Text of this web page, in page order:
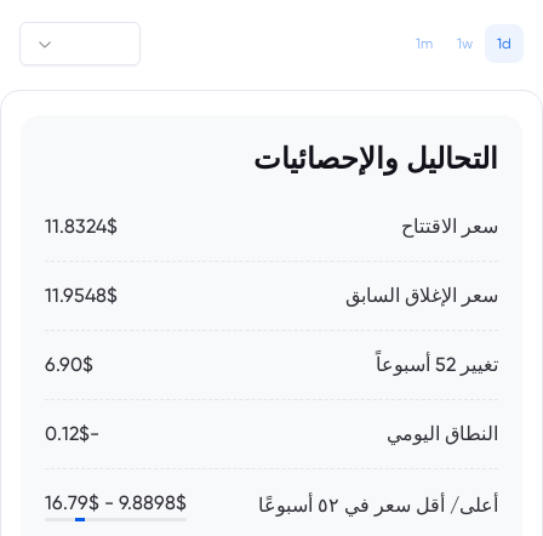
1d
1w
1m
التحاليل والإحصائيات
سعر الاقتتاح 11.8324$
سعر الإغلاق السابق 11.9548$
تغيير 52 أسبوعاً 6.90$
النطاق اليومي -0.12$
أعلى/ أقل سعر في ٥٢ أسبوعًا 9.8898$ -
16.79$